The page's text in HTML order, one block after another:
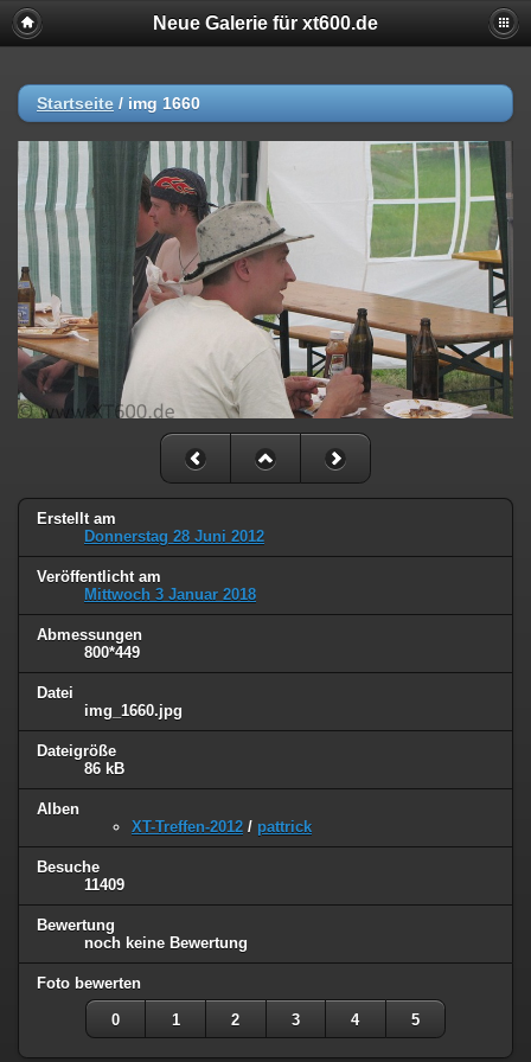
Neue Galerie für xt600.de
Startseite / img 1660
Erstellt am
Donnerstag 28 Juni 2012
Veröffentlicht am
Mittwoch 3 Januar 2018
Abmessungen
800*449
Datei
img_1660.jpg
Dateigröße
86 kB
Alben
XT-Treffen-2012 / pattrick
Besuche
11409
Bewertung
noch keine Bewertung
Foto bewerten
0 1 2 3 4 5